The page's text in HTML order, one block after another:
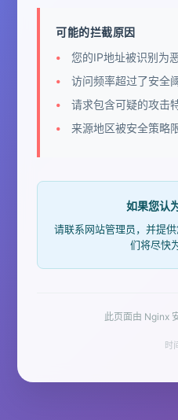
可能的拦截原因
您的IP地址被识别为
访问频率超过了安全
请求包含可疑的攻击
来源地区被安全策略
如果您认
请联系网站管理员，并提
们将尽快
此页面由 Nginx
时